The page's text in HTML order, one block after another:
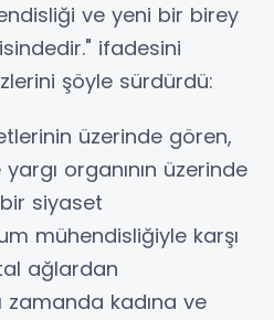
ve yeni bir birey
ifadesini
şöyle sürdürdü:
üzerinde gören,
organının üzerinde
siyaset
mühendisliğiyle karşı
ağlardan
kadına ve